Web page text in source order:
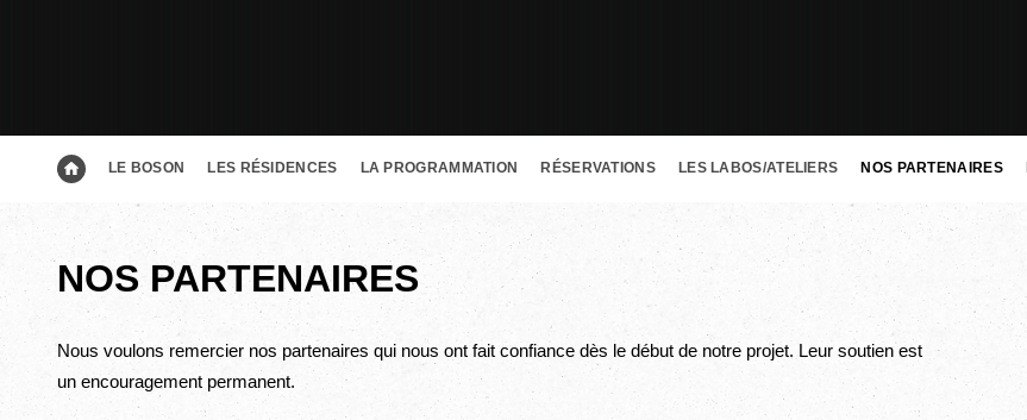
LE BOSON LES RÉSIDENCES LA PROGRAMMATION RÉSERVATIONS LES LABOS/ATELIERS NOS PARTENAIRES
NOS PARTENAIRES
Nous voulons remercier nos partenaires qui nous ont fait confiance dès le début de notre projet. Leur soutien est
un encouragement permanent.